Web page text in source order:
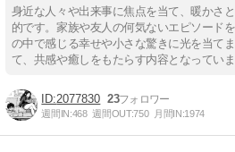
身近な人々や出来事に焦点を当て、暖かさ
的です。家族や友人の何気ないエピソード
の中で感じる幸せや小さな驚きに光を当て
て、共感や癒しをもたらす内容となっていま
2077830 23
週間IN:468 週間OUT:750 月間IN:1974